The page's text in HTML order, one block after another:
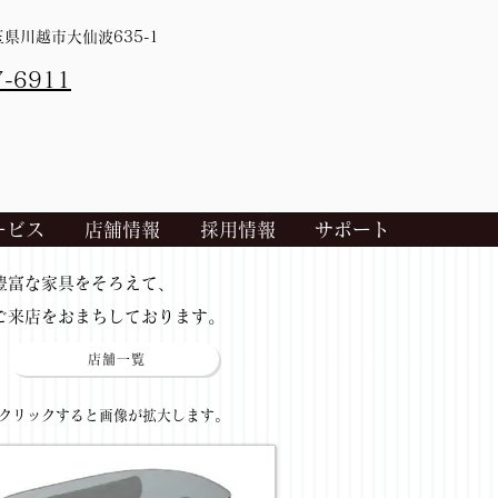
川越市大仙波635-1
6911
ビス 店舗情報 採用情報 サポート
富な家具をそろえて、
来店をおまちしております。
店舗一覧
リックすると画像が拡大します。